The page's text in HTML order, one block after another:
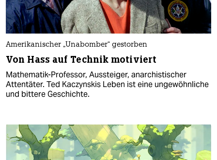
Amerikanischer „Unabomber“ gestorben
Von Hass auf Technik motiviert
Mathematik-Professor, Aussteiger, anarchistischer
Attentäter. Ted Kaczynskis Leben ist eine ungewöhnliche
und bittere Geschichte.